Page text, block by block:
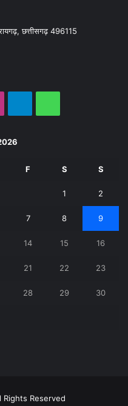
छत्तीसगढ़ 496115
F S S
1 2
7 8 9
14 15 16
21 22 23
28 29 30
Reserved